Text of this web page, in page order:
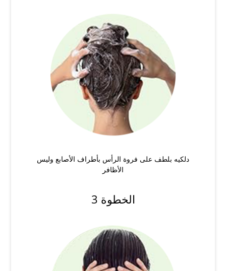
دلكيه بلطف على فروة الرأس بأطراف الأصابع وليس
الأظافر
الخطوة 3